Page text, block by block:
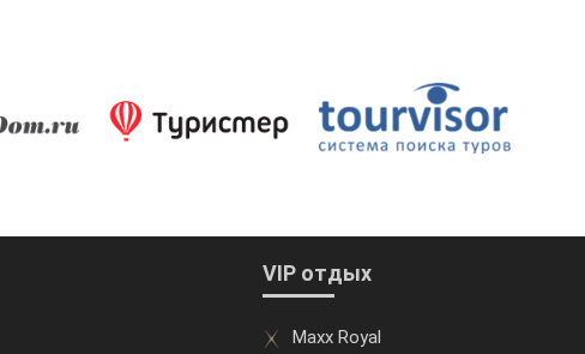
VIP отдых
Maxx Royal